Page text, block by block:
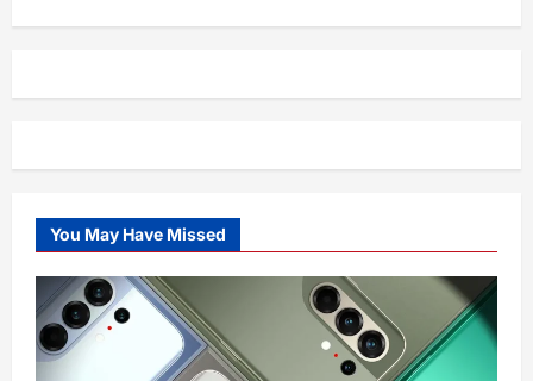
You May Have Missed